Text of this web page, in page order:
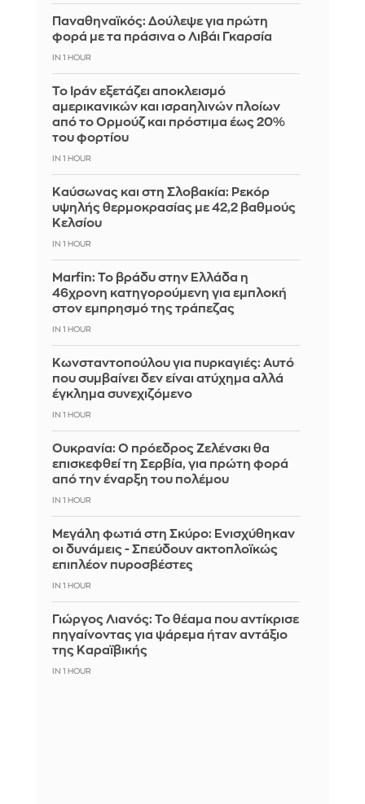
Παναθηναϊκός: Δούλεψε για πρώτη
φορά με τα πράσινα ο Λιβάι Γκαρσία
IN 1 HOUR
Το Ιράν εξετάζει αποκλεισμό
αμερικανικών και ισραηλινών πλοίων
από το Ορμούζ και πρόστιμα έως 20%
του φορτίου
IN 1 HOUR
Καύσωνας και στη Σλοβακία: Ρεκόρ
υψηλής θερμοκρασίας με 42,2 βαθμούς
Κελσίου
IN 1 HOUR
Marfin: Το βράδυ στην Ελλάδα η
46χρονη κατηγορούμενη για εμπλοκή
στον εμπρησμό της τράπεζας
IN 1 HOUR
Κωνσταντοπούλου για πυρκαγιές: Αυτό
που συμβαίνει δεν είναι ατύχημα αλλά
έγκλημα συνεχιζόμενο
IN 1 HOUR
Ουκρανία: Ο πρόεδρος Ζελένσκι θα
επισκεφθεί τη Σερβία, για πρώτη φορά
από την έναρξη του πολέμου
IN 1 HOUR
Μεγάλη φωτιά στη Σκύρο: Ενισχύθηκαν
οι δυνάμεις - Σπεύδουν ακτοπλοϊκώς
επιπλέον πυροσβέστες
IN 1 HOUR
Γιώργος Λιανός: Το θέαμα που αντίκρισε
πηγαίνοντας για ψάρεμα ήταν αντάξιο
της Καραϊβικής
IN 1 HOUR